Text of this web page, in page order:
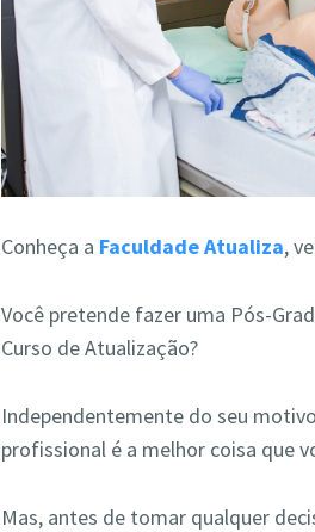
Conheça a Faculdade Atualiza,
Você pretende fazer uma Pós-G
Curso de Atualização?
Independentemente do seu
profissional é a melhor coisa que
Mas, antes de tomar qualquer